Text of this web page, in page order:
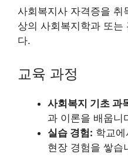
사회복지사 자격증을 취
상의 사회복지학과 또는
다.
교육 과정
사회복지 기초 과
과 이론을 배웁니
실습 경험: 학교
현장 경험을 쌓습